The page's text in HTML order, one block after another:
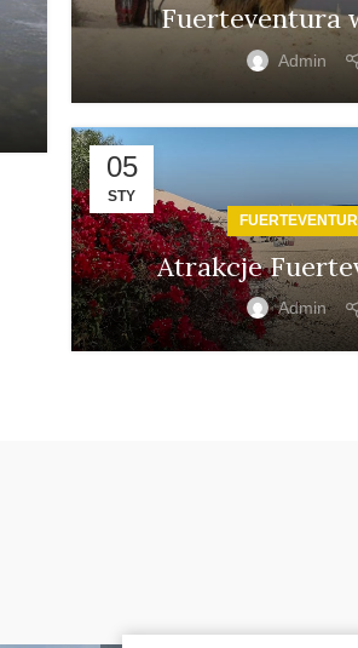
Fuerteventura
Admin
05
STY
Atrakcje
Admin